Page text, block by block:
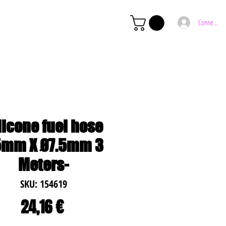
Connexion
fuel hose
X Ø7.5mm 3
Meters-
SKU: 154619
24,16 €Preço